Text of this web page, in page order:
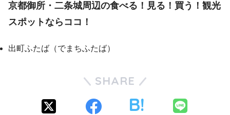
京都御所・二条城周辺の食べる！見る！買う！観光
スポットならココ！
出町ふたば（でまちふたば）
SHARE